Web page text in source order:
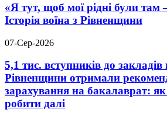
«Я тут, щоб мої рідні були там
Історія воїна з Рівненщини
07-Сер-2026
5,1 тис. вступників до закладів
Рівненщини отримали
зарахування на бакалаврат:
робити далі